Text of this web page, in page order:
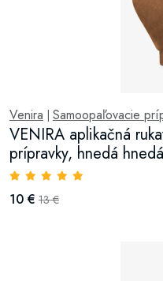
Venira Samoopaľovacie
VENIRA aplikačná
prípravky, hnedá hnedá
10 € 13 €